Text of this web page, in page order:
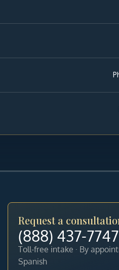
Request a
(888) 437-7747
Toll-free intake · By
Spanish